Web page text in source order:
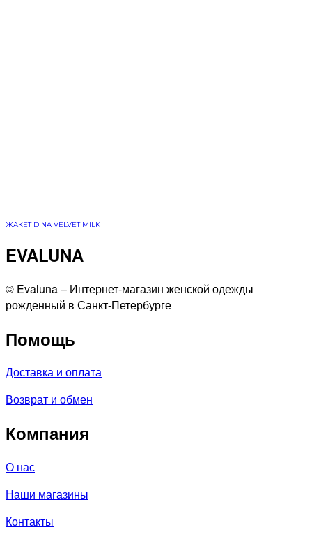
ЖАКЕТ DINA VELVET MILK
EVALUNA
©️ Evaluna – Интернет-магазин женской одежды
рожденный в Санкт-Петербурге
Помощь
Доставка и оплата
Возврат и обмен
Компания
О нас
Наши магазины
Контакты